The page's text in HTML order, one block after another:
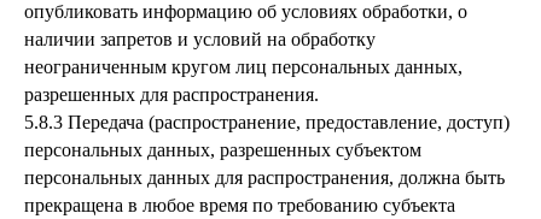
опубликовать информацию об условиях обработки, о
наличии запретов и условий на обработку
неограниченным кругом лиц персональных данных,
разрешенных для распространения.
5.8.3 Передача (распространение, предоставление, доступ)
персональных данных, разрешенных субъектом
персональных данных для распространения, должна быть
прекращена в любое время по требованию субъекта